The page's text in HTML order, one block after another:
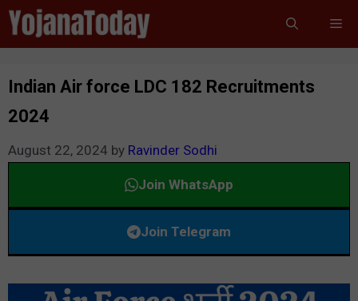
Skip
to
content
Indian Air force LDC 182 Recruitments
2024
August 22, 2024 by Ravinder Sodhi
Join WhatsApp
Join Telegram